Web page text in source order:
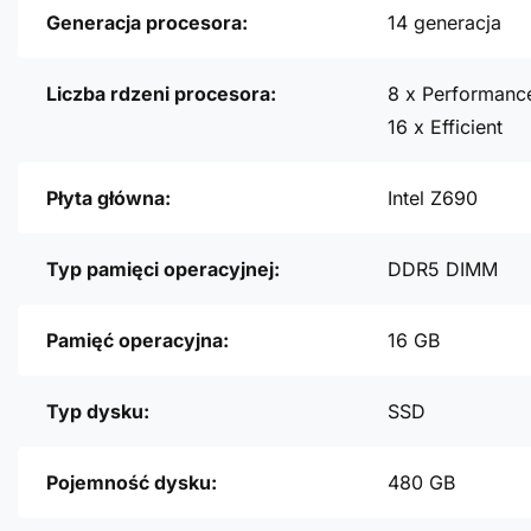
Generacja procesora: 14 generacja
Liczba rdzeni procesora:
8 x
16 x Efficient
Płyta główna: Intel Z690
Typ pamięci operacyjnej: DDR5 DIMM
Pamięć operacyjna: 16 GB
Typ dysku: SSD
Pojemność dysku: 480 GB